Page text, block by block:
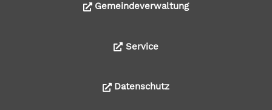
Gemeindeverwaltung
Service
Datenschutz